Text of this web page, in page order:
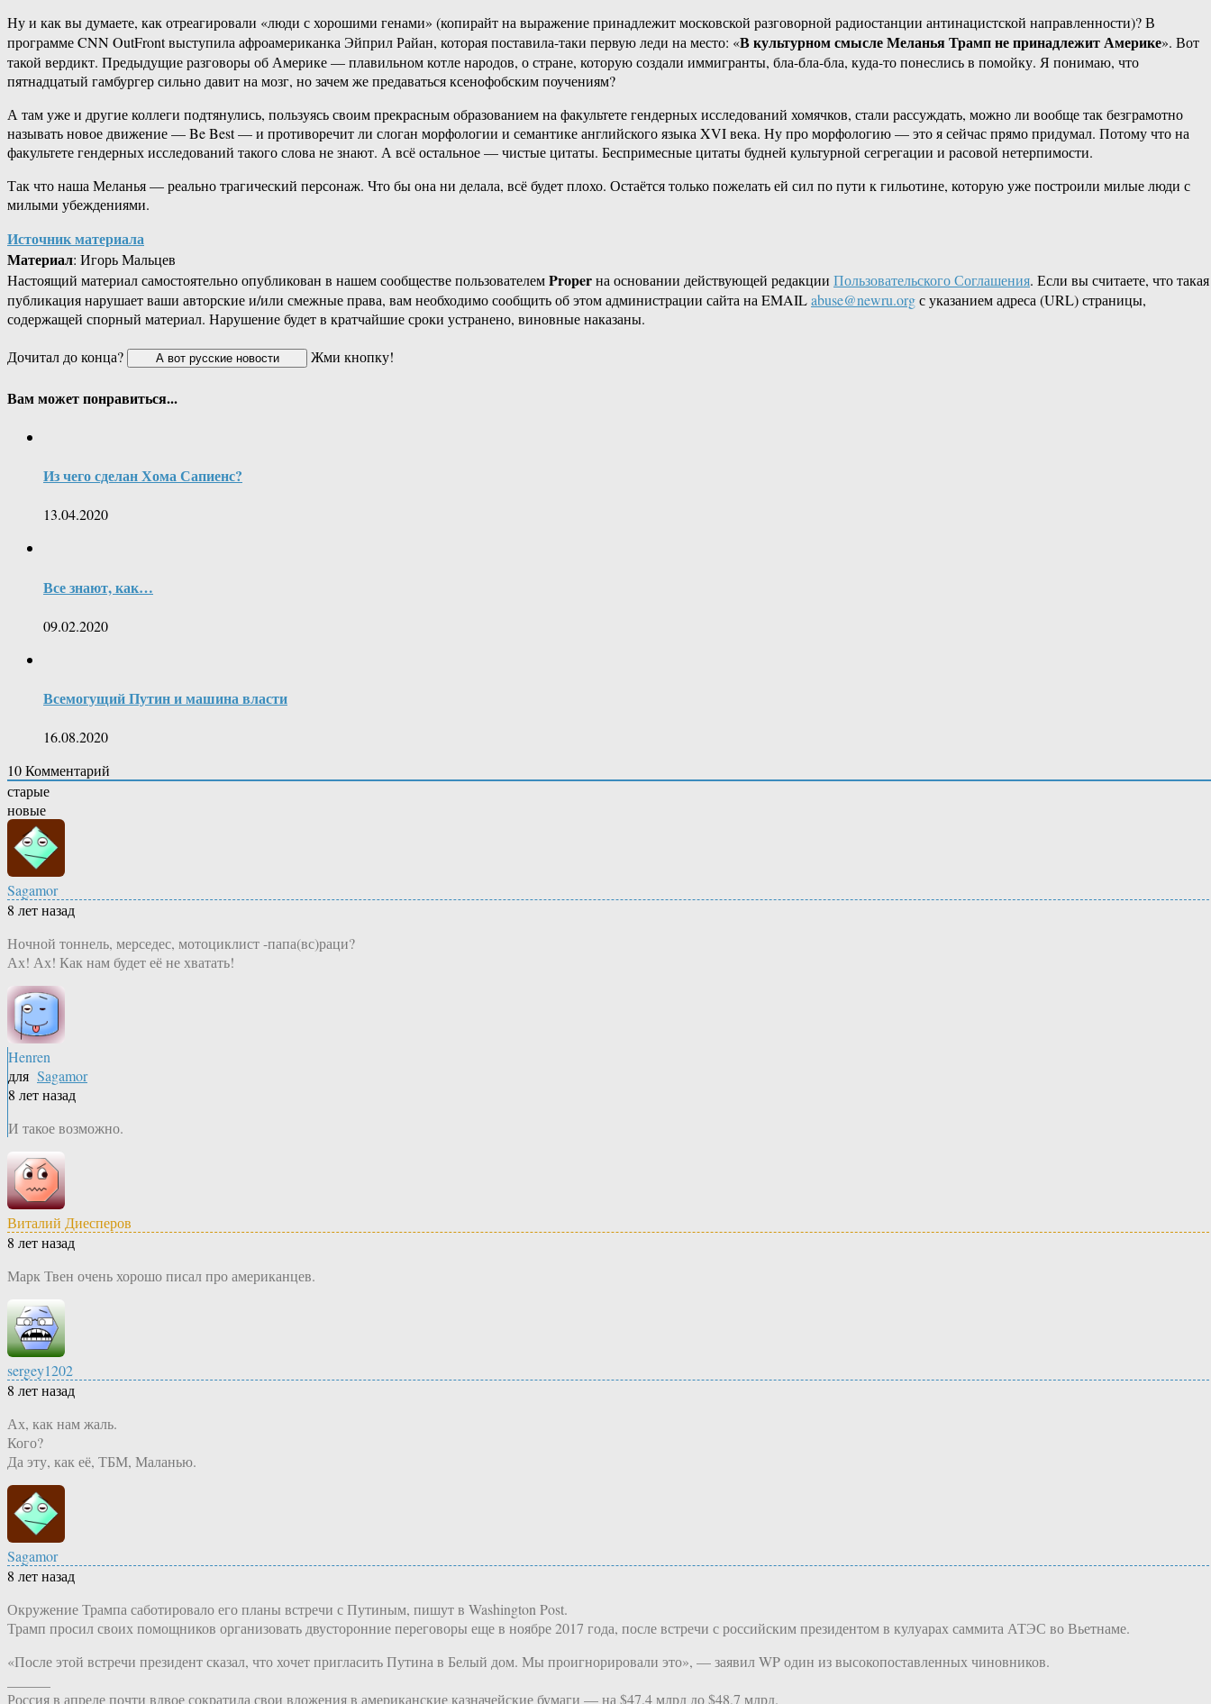
Ну и как вы думаете, как отреагировали «люди с хорошими генами» (копирайт на выражение принадлежит московской разговорной радиостанции антинацистской направленности)? В
программе CNN OutFront выступила афроамериканка Эйприл Райан, которая поставила-таки первую леди на место: «В культурном смысле Меланья Трамп не принадлежит Америке». Вот
такой вердикт. Предыдущие разговоры об Америке — плавильном котле народов, о стране, которую создали иммигранты, бла-бла-бла, куда-то понеслись в помойку. Я понимаю, что
пятнадцатый гамбургер сильно давит на мозг, но зачем же предаваться ксенофобским поучениям?
А там уже и другие коллеги подтянулись, пользуясь своим прекрасным образованием на факультете гендерных исследований хомячков, стали рассуждать, можно ли вообще так безграмотно
называть новое движение — Be Best — и противоречит ли слоган морфологии и семантике английского языка XVI века. Ну про морфологию — это я сейчас прямо придумал. Потому что на
факультете гендерных исследований такого слова не знают. А всё остальное — чистые цитаты. Беспримесные цитаты будней культурной сегрегации и расовой нетерпимости.
Так что наша Меланья — реально трагический персонаж. Что бы она ни делала, всё будет плохо. Остаётся только пожелать ей сил по пути к гильотине, которую уже построили милые люди с
милыми убеждениями.
Источник материала
Материал: Игорь Мальцев
Настоящий материал самостоятельно опубликован в нашем сообществе пользователемProperна основании действующей редакции Пользовательского Соглашения. Если вы считаете, что такая
публикация нарушает ваши авторские и/или смежные права, вам необходимо сообщить об этом администрации сайта на EMAILabuse@newru.orgс указанием адреса (URL) страницы,
содержащей спорный материал. Нарушение будет в кратчайшие сроки устранено, виновные наказаны.
Дочитал до конца?
Жми кнопку!
Вам может понравиться...
Из чего сделан Хома Сапиенс?
13.04.2020
Все знают, как…
09.02.2020
Всемогущий Путин и машина власти
16.08.2020
10Комментарий
старые
новые
Sagamor
8 лет назад
Ночной тоннель, мерседес, мотоциклист -папа(вс)раци?
Ах! Ах! Как нам будет её не хватать!
Henren
для Sagamor
8 лет назад
И такое возможно.
Виталий Диесперов
8 лет назад
Марк Твен очень хорошо писал про американцев.
sergey1202
8 лет назад
Ах, как нам жаль.
Кого?
Да эту, как её, ТБМ, Маланью.
Sagamor
8 лет назад
Окружение Трампа саботировало его планы встречи с Путиным, пишут в Washington Post.
Трамп просил своих помощников организовать двусторонние переговоры еще в ноябре 2017 года, после встречи с российским президентом в кулуарах саммита АТЭС во Вьетнаме.
«После этой встречи президент сказал, что хочет пригласить Путина в Белый дом. Мы проигнорировали это», — заявил WP один из высокопоставленных чиновников.
Россия в апреле почти вдвое сократила свои вложения в американские казначейские бумаги — на $47,4 млрд до $48,7 млрд.